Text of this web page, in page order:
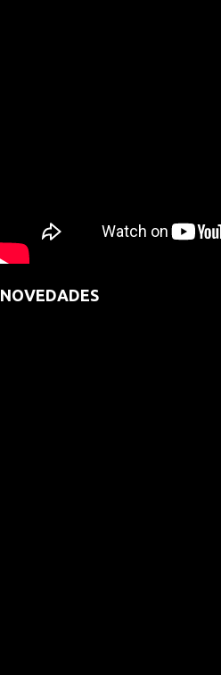
NOVEDADES